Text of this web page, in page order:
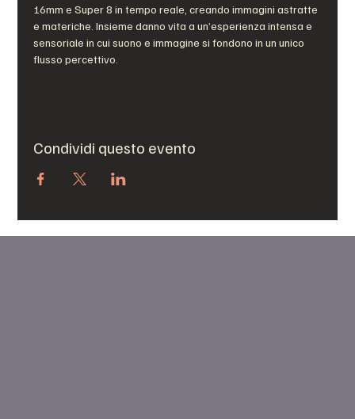
16mm e Super 8 in tempo reale, creando immagini astratte
e materiche. Insieme danno vita a un’esperienza intensa e
sensoriale in cui suono e immagine si fondono in un unico
flusso percettivo.
Condividi questo evento